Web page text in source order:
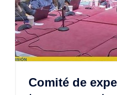
Comité de